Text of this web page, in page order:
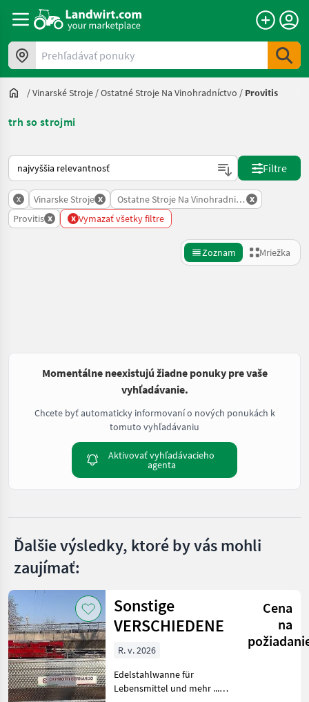
Prehľadávať ponuky
/Vinarské Stroje /Ostatné Stroje Na Vinohradníctvo / Provitis
trh so strojmi
Takto sa vykonáva triedenie na Landwirt.com
Filtre
x Vinarske Stroje x Ostatne Stroje Na Vinohradnictvo
x
Provitis x x Vymazať všetky filtre
Zoznam Mriežka
Momentálne neexistujú žiadne ponuky pre vaše
vyhľadávanie.
Chcete byť automaticky informovaní o nových ponukách k
tomuto vyhľadávaniu
Aktivovať vyhľadávacieho
agenta
Ďalšie výsledky, ktoré by vás mohli
zaujímať:
Sonstige
VERSCHIEDENE
Cena
na
R. v. 2026
Edelstahlwanne für
Lebensmittel und mehr ...